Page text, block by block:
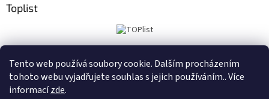
Tento web používá soubory cookie. Dalším procházením
tohoto webu vyjadřujete souhlas s jejich používáním.. Více
informacízde.
Toplist
Tiskoteka.cz Krowki.cz Cedule-Cedulky.cz